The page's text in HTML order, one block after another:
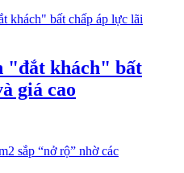
"đắt khách" bất
giá cao